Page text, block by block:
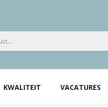
KWALITEIT VACATURES